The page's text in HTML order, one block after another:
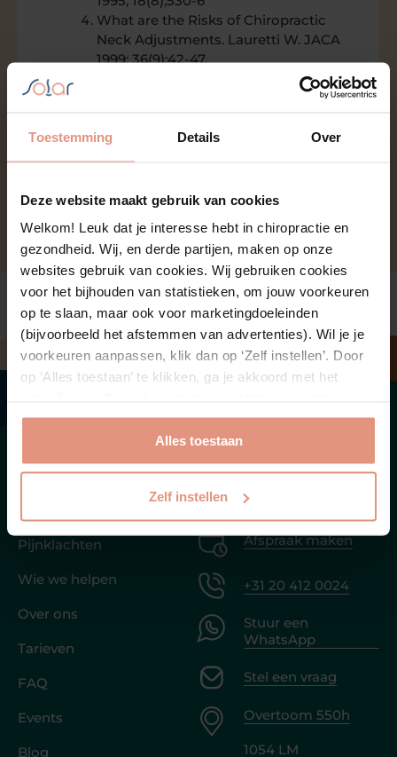
Toestemming Details Over
Deze website maakt gebruik van cookies
Welkom! Leuk dat je interesse hebt in chiropractie en
gezondheid. Wij, en derde partijen, maken op onze
websites gebruik van cookies. Wij gebruiken cookies
voor het bijhouden van statistieken, om jouw voorkeuren
op te slaan, maar ook voor marketingdoeleinden
(bijvoorbeeld het afstemmen van advertenties). Wil je je
voorkeuren aanpassen, klik dan op ‘Zelf instellen’. Door
op ‘Alles toestaan’ te klikken, ga je akkoord met het
privacy verklaring.
Alles toestaan
Zelf instellen
What are the Risks of Chiropractic
Neck Adjustments. Lauretti W. JACA
1999; 36(9);42-47.
Leboeuf-Yde C, Axen I, Ahlefeldt G,
Lidefelt P, Rosenbaum A, Thurnherr T.
nonmusculoskeletal Side effects of
Physiol Ther. 1997 Oct;20(8):511-5
Menu
Pijnklachten
Wie we helpen
Over ons
Tarieven
FAQ
Events
Blog
Contact
Afspraak maken
+31 20 412 0024
Stuur een
WhatsApp
Stel een vraag
Overtoom 550h
1054 LM